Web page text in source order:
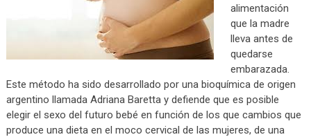
alimentación
que la madre
lleva antes de
quedarse
embarazada.
Este método ha sido desarrollado por una bioquímica de origen
argentino llamada Adriana Baretta y defiende que es posible
elegir el sexo del futuro bebé en función de los que cambios que
produce una dieta en el moco cervical de las mujeres, de una